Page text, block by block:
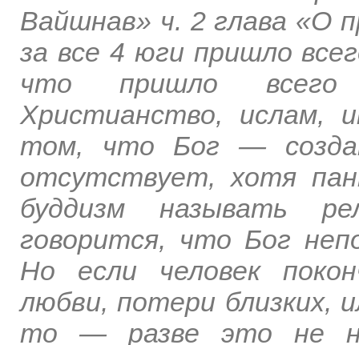
Вайшнав» ч. 2 глава «О
за все 4 юги пришло
что пришло всего
Христианство, ислам,
том, что Бог —
отсутствует, хотя
буддизм называть
говорится, что Бог
Но если человек
любви, потери близких,
то — разве это не